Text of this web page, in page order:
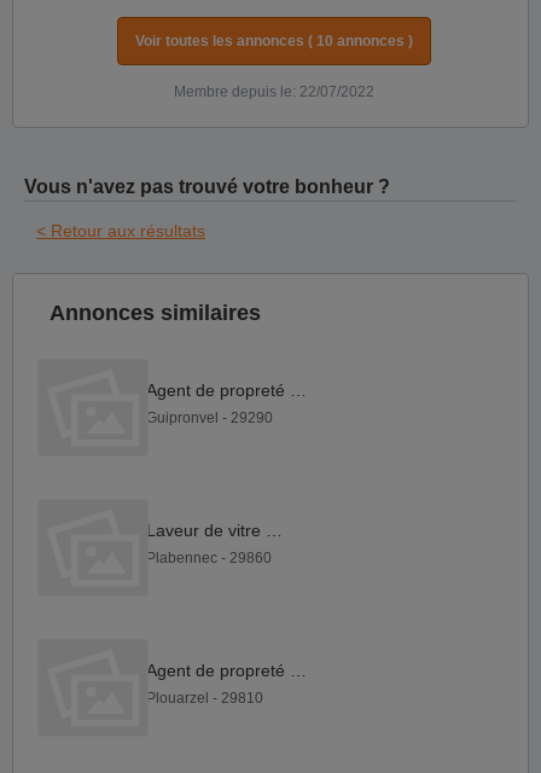
Voir toutes les annonces ( 10 annonces )
Membre depuis le: 22/07/2022
Vous n'avez pas trouvé votre bonheur ?
< Retour aux résultats
Annonces similaires
Guipronvel - 29290
Plabennec - 29860
Plouarzel - 29810